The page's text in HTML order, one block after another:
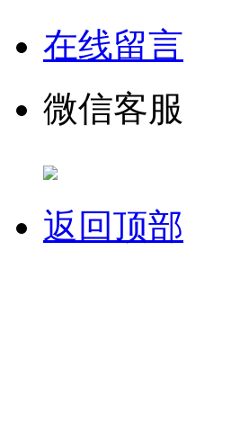
在线留言
微信客服
返回顶部